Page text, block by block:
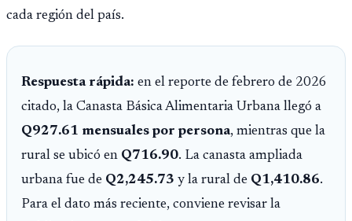
cada región del país.
Respuesta rápida: en el reporte de febrero de 2026
citado, la Canasta Básica Alimentaria Urbana llegó a
Q927.61 mensuales por persona, mientras que la
rural se ubicó en Q716.90. La canasta ampliada
urbana fue de Q2,245.73 y la rural de Q1,410.86.
Para el dato más reciente, conviene revisar la